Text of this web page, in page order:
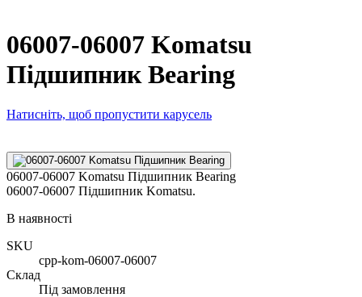
06007-06007 Komatsu
Підшипник Bearing
Натисніть, щоб пропустити карусель
06007-06007 Komatsu Підшипник Bearing
06007-06007 Підшипник Komatsu.
В наявності
SKU
cpp-kom-06007-06007
Склад
Під замовлення